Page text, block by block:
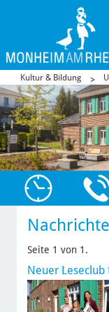
Kultur & Bildung
Seite 1 von 1.
Neuer Leseclub